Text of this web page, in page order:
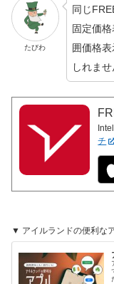
たびわ
同じ
固定価
囲価格
しれませ
チ
▼ アイルランドの便利な